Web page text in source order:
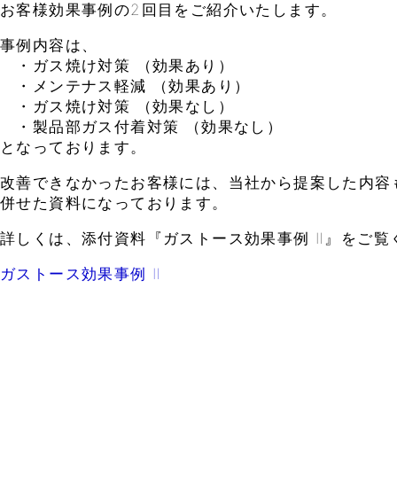
お客様効果事例の2回目をご紹介いたします。
事例内容は、
・ガス焼け対策 （効果あり）
・メンテナス軽減 （効果あり）
・ガス焼け対策 （効果なし）
・製品部ガス付着対策 （効果なし）
となっております。
改善できなかったお客様には、当社から提案した内容
併せた資料になっております。
詳しくは、添付資料『ガストース効果事例 Ⅱ』をご覧
ガストース効果事例 Ⅱ